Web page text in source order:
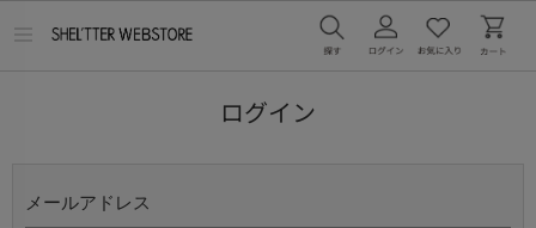
ログイン
メールアドレス